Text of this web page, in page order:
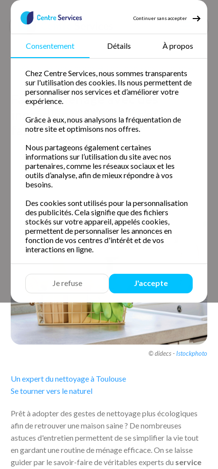
Continuer sans accepter
Consentement Détails À propos
Chez Centre Services, nous sommes transparents
sur l'utilisation des cookies. Ils nous permettent de
personnaliser nos services et d’améliorer votre
expérience.
Grâce à eux, nous analysons la fréquentation de
notre site et optimisons nos offres.
Nous partageons également certaines
informations sur l’utilisation du site avec nos
partenaires, comme les réseaux sociaux et les
outils d’analyse, afin de mieux répondre à vos
besoins.
Des cookies sont utilisés pour la personnalisation
des publicités. Cela signifie que des fichiers
stockés sur votre appareil, appelés cookies,
permettent de personnaliser les annonces en
fonction de vos centres d'intérêt et de vos
interactions en ligne.
Je refuse J'accepte
Faire le ménage avec des ingrédients naturels, c’est facile !
Faire le ménage avec des
ingrédients naturels, c’est
facile !
Comment rendre sa routine de nettoyage plus
respectueuse de l’environnement ? Des spécialistes de
l’entretien ménager vous disent tout !
© didecs - Istockphoto
Un expert du nettoyage à Toulouse
Se tourner vers le naturel
Prêt à adopter des gestes de nettoyage plus écologiques
afin de retrouver une maison saine ? De nombreuses
astuces d'entretien permettent de se simplifier la vie tout
en gardant une routine de ménage efficace. On se laisse
guider par le savoir-faire de véritables experts du service